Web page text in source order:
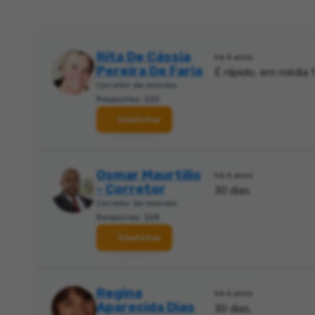
Rita De Cássia
Pereira De Faria
Corretor de imóveis
Respostas: 220
Contatar
há 6 anos
É rápido, em média
Osmar Maurtilio
- Corretor
Corretor de imóveis
Respostas: 228
Contatar
há 6 anos
30 dias.
Regina
Aparecida Dias
há 6 anos
30 dias.